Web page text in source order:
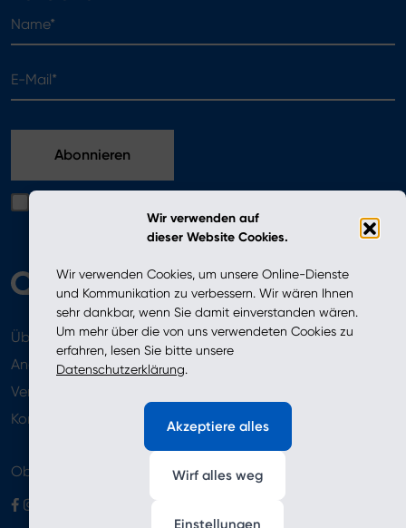
Wir verwenden auf
dieser Website Cookies.
Wir verwenden Cookies, um unsere Online-Dienste
und Kommunikation zu verbessern. Wir wären Ihnen
sehr dankbar, wenn Sie damit einverstanden wären.
Um mehr über die von uns verwendeten Cookies zu
erfahren, lesen Sie bitte unsere
Datenschutzerklärung.
Akzeptiere alles
Wirf alles weg
Einstellungen
Ich bestätige, dass ich die in der Datenschutzerklärung
enthaltenen Bedingungen gelesen habe
Über uns
Angebot
Aktuelles
Verkaufsstellen
Kontakt
Obserwuj nas